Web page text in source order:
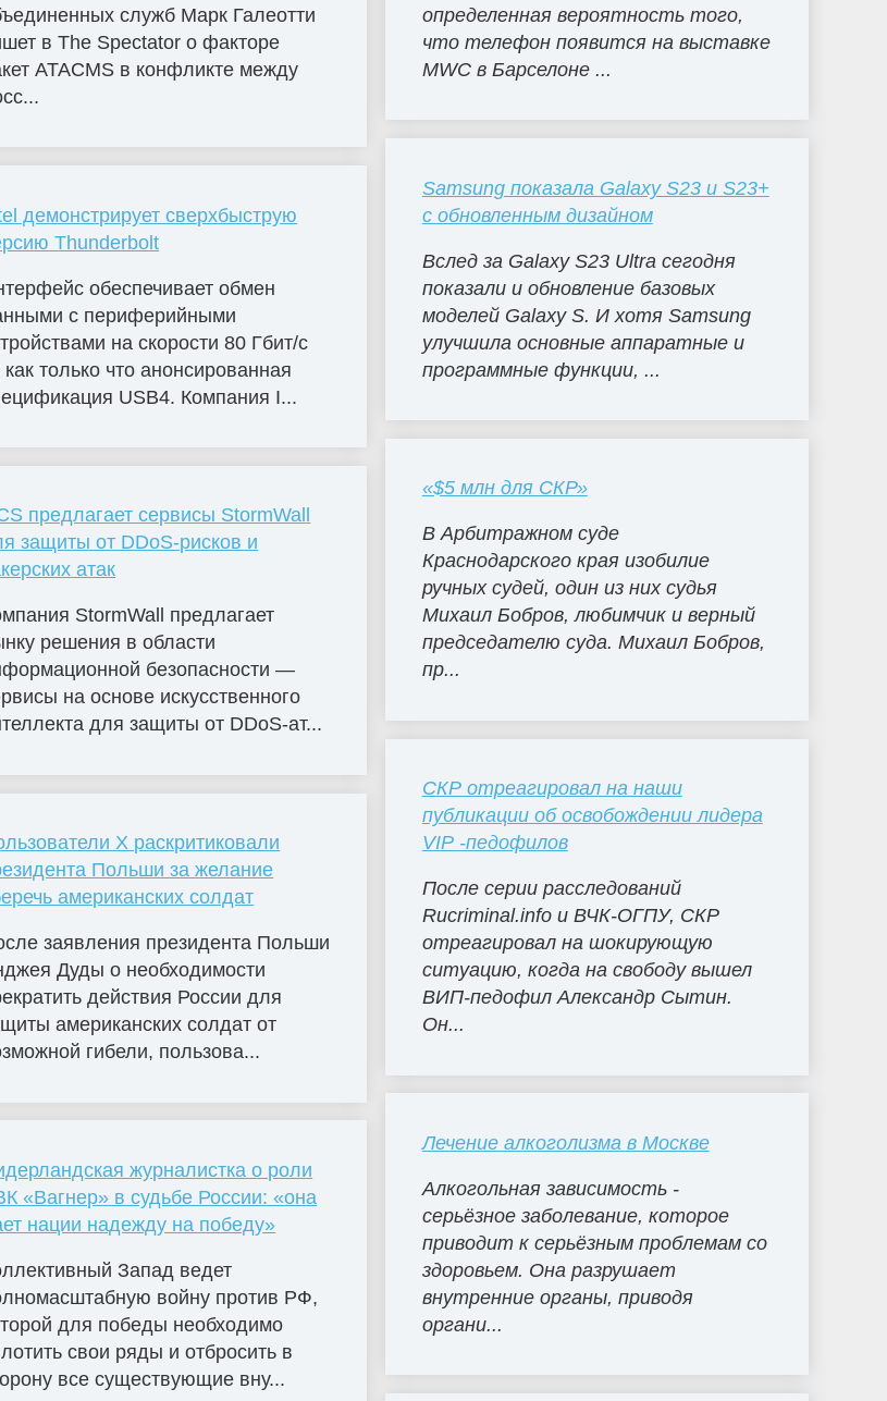
служб Марк Галеотти
в The Spectator о факторе
ATACMS в конфликте между
демонстрирует сверхбыструю
Thunderbolt
обеспечивает обмен
с периферийными
на скорости 80 Гбит/с
только что анонсированная
USB4. Компания I...
предлагает сервисы StormWall
защиты от DDoS-рисков и
атак
StormWall предлагает
решения в области
безопасности —
на основе искусственного
для защиты от DDoS-ат...
X раскритиковали
Польши за желание
американских солдат
заявления президента Польши
Дуды о необходимости
действия России для
американских солдат от
гибели, пользова...
журналистка о роли
«Вагнер» в судьбе России: «она
нации надежду на победу»
Запад ведет
войну против РФ,
для победы необходимо
свои ряды и отбросить в
все существующие вну...
определенная вероятность того,
что телефон появится на выставке
MWC в Барселоне ...
Samsung показала Galaxy S23 и S23+
с обновленным дизайном
Вслед за Galaxy S23 Ultra сегодня
показали и обновление базовых
моделей Galaxy S. И хотя Samsung
улучшила основные аппаратные и
программные функции, ...
«$5 млн для СКР»
В Арбитражном суде
Краснодарского края изобилие
ручных судей, один из них судья
Михаил Бобров, любимчик и верный
председателю суда. Михаил Бобров,
пр...
СКР отреагировал на наши
публикации об освобождении лидера
VIP -педофилов
После серии расследований
Rucriminal.info и ВЧК-ОГПУ, СКР
отреагировал на шокирующую
ситуацию, когда на свободу вышел
ВИП-педофил Александр Сытин.
Он...
Лечение алкоголизма в Москве
Алкогольная зависимость -
серьёзное заболевание, которое
приводит к серьёзным проблемам со
здоровьем. Она разрушает
внутренние органы, приводя
органи...